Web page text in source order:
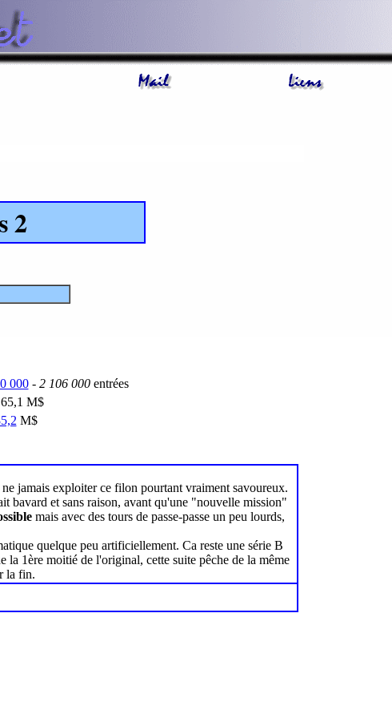
2
000- 2 106 000entrées
M$
M$
jamais exploiter ce filon pourtant vraiment savoureux.
bavard et sans raison, avant qu'une "nouvelle mission"
mais avec des tours de passe-passe un peu lourds,
quelque peu artificiellement. Ca reste une série B
1ère moitié de l'original, cette suite pêche de la même
la fin.